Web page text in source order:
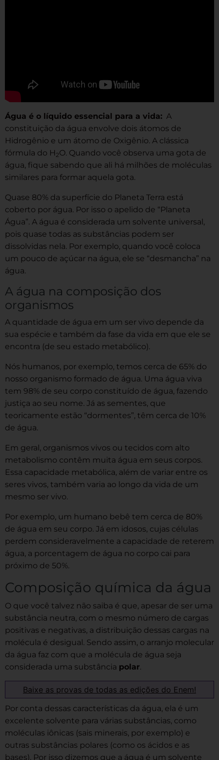
Água é o líquido essencial para a vida: A
constituição da água envolve dois átomos de
Hidrogênio e um átomo de Oxigênio. A clássica
fórmula do H 2O. Quando você observa uma gota de
água, fique sabendo que ali há milhões de moléculas
similares para formar aquela gota.
Quase 80% da superfície do Planeta Terra está
coberto por água. Por isso o apelido de “Planeta
Água”. A água é considerada um solvente universal,
pois quase todas as substâncias podem ser
dissolvidas nela. Por exemplo, quando você coloca
um pouco de açúcar na água, ele se “desmancha” na
água.
A água na composição dos
organismos
A quantidade de água em um ser vivo depende da
sua espécie e também da fase da vida em que ele se
encontra (de seu estado metabólico).
Nós humanos, por exemplo, temos cerca de 65% do
nosso organismo formado de água. Uma água viva
tem 98% de seu corpo constituído de água, fazendo
justiça ao seu nome. Já as sementes, que
teoricamente estão “dormentes”, têm cerca de 10%
de água.
Em geral, organismos vivos ou tecidos com alto
metabolismo contêm muita água em seus corpos.
Essa capacidade metabólica, além de variar entre os
seres vivos, também varia ao longo da vida de um
mesmo ser vivo.
Por exemplo, um humano bebê tem cerca de 80%
de água em seu corpo. Já em idosos, cujas células
perdem consideravelmente a capacidade de reterem
água, a porcentagem de água no corpo cai para
próximo de 50%.
Composição química da água
O que você talvez não saiba é que, apesar de ser uma
substância neutra, com o mesmo número de cargas
positivas e negativas, a distribuição dessas cargas na
molécula é desigual. Sendo assim, o arranjo molecular
da água faz com que a molécula de água seja
considerada uma substância polar.
Baixe as provas de todas as edições do Enem!
Por conta dessas características da água, ela é um
excelente solvente para várias substâncias, como
moléculas iônicas (sais minerais, por exemplo) e
outras substâncias polares (como os ácidos e as
bases). Por isso dizemos que a água é um solvente